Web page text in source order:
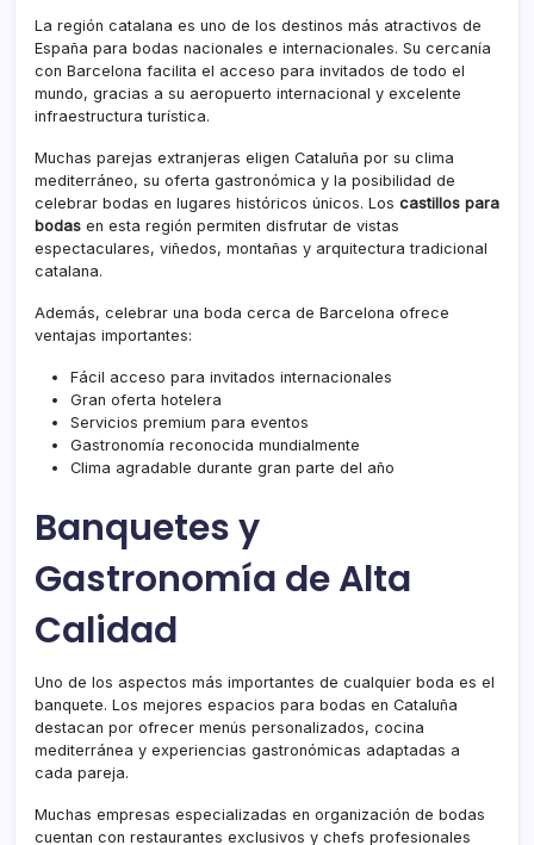
La región catalana es uno de los destinos más atractivos de
España para bodas nacionales e internacionales. Su cercanía
con Barcelona facilita el acceso para invitados de todo el
mundo, gracias a su aeropuerto internacional y excelente
infraestructura turística.
Muchas parejas extranjeras eligen Cataluña por su clima
mediterráneo, su oferta gastronómica y la posibilidad de
celebrar bodas en lugares históricos únicos. Los castillos para
bodas en esta región permiten disfrutar de vistas
espectaculares, viñedos, montañas y arquitectura tradicional
catalana.
Además, celebrar una boda cerca de Barcelona ofrece
ventajas importantes:
Fácil acceso para invitados internacionales
Gran oferta hotelera
Servicios premium para eventos
Gastronomía reconocida mundialmente
Clima agradable durante gran parte del año
Banquetes y
Gastronomía de Alta
Calidad
Uno de los aspectos más importantes de cualquier boda es el
banquete. Los mejores espacios para bodas en Cataluña
destacan por ofrecer menús personalizados, cocina
mediterránea y experiencias gastronómicas adaptadas a
cada pareja.
Muchas empresas especializadas en organización de bodas
cuentan con restaurantes exclusivos y chefs profesionales